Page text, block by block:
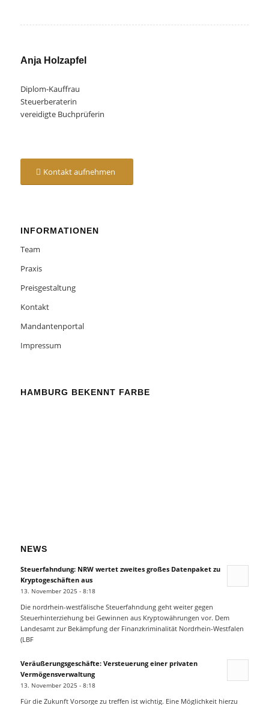
Anja Holzapfel
Diplom-Kauffrau
Steuerberaterin
vereidigte Buchprüferin
Kontakt aufnehmen
INFORMATIONEN
Team
Praxis
Preisgestaltung
Kontakt
Mandantenportal
Impressum
HAMBURG BEKENNT FARBE
NEWS
Steuerfahndung: NRW wertet zweites großes Datenpaket zu
Kryptogeschäften aus
13. November 2025 - 8:18
Die nordrhein-westfälische Steuerfahndung geht weiter gegen
Steuerhinterziehung bei Gewinnen aus Kryptowährungen vor. Dem
Landesamt zur Bekämpfung der Finanzkriminalität Nordrhein-Westfalen
(LBF
Veräußerungsgeschäfte: Versteuerung einer privaten
Vermögensverwaltung
13. November 2025 - 8:18
Für die Zukunft Vorsorge zu treffen ist wichtig. Eine Möglichkeit hierzu